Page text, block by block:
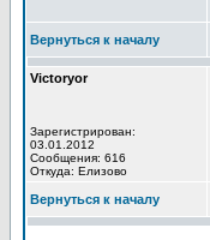
Вернуться к началу
Victoryor
Зарегистрирован:
03.01.2012
Сообщения: 616
Откуда: Елизово
Вернуться к началу